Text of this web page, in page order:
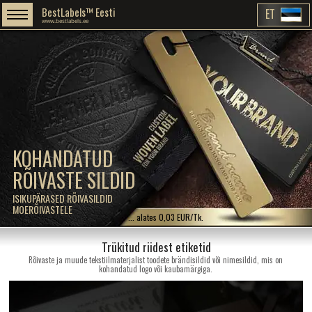
KOHANDATUD
RÕIVASTE SILDID
ISIKUPÄRASED RÕIVASILDID
MOERÕIVASTELE
BestLabels™ Eesti
www.bestlabels.ee ET
... alates 0,03 EUR/Tk.
Trükitud riidest etiketid
Rõivaste ja muude tekstiilmaterjalist toodete brändisildid või nimesildid, mis on
kohandatud logo või kaubamärgiga.